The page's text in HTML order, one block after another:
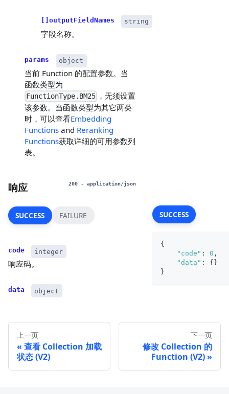
[]outputFieldNames string
字段名称。
params object
当前 Function 的配置参数。当
函数类型为
FunctionType.BM25 ，无须设置
该参数。当函数类型为其它两类
时，可以查看Embedding
Functions and Reranking
Functions获取详细的可用参数列
表。
响应 200 - application/json
SUCCESS
code integer
响应码。
data object
FAILURE SUCCESS
{
"code" : 0 ,
"data" : { }
}
上一页
查看 Collection 加载
状态 (V2)
下一页
修改 Collection 的
Function (V2)